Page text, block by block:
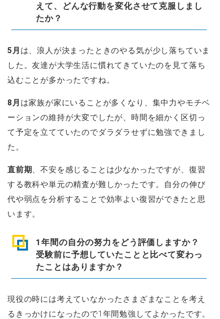
えて、どんな行動を変化させて克服しまし
たか？
5月 は、浪人が決まったときのやる気が少し落ちていま
した。友達が大学生活に慣れてきていたのを見て落ち
込むことが多かったですね。
8月 は家族が家にいることが多くなり、集中力やモチベ
ーションの維持が大変でしたが、時間を細かく区切っ
て予定を立てていたのでダラダラせずに勉強できまし
た。
直前期 、不安を感じることは少なかったですが、復習
する教科や単元の精査が難しかったです。自分の伸び
代や弱点を分析することで効率よい復習ができたと思
います。
1年間の自分の努力をどう評価しますか？
受験前に予想していたことと比べて変わっ
たことはありますか？
現役の時には考えていなかったさまざまなことを考え
るきっかけになったので1年間勉強してよかったです。